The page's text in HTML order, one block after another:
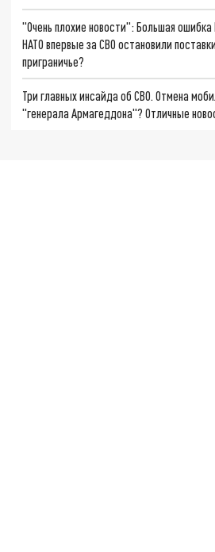
"Очень плохие новости": Большая
НАТО впервые за СВО остановили
приграничье?
Три главных инсайда об СВО. Отмена
"генерала Армагеддона"? Отличные